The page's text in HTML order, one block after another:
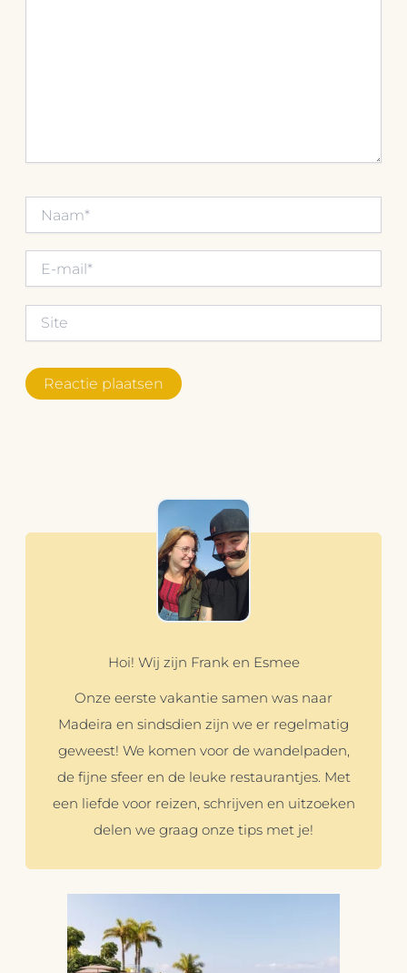
mail*
Hoi! Wij zijn Frank en Esmee
Onze eerste vakantie samen was naar
Madeira en sindsdien zijn we er regelmatig
geweest! We komen voor de wandelpaden,
de fijne sfeer en de leuke restaurantjes. Met
een liefde voor reizen, schrijven en uitzoeken
delen we graag onze tips met je!